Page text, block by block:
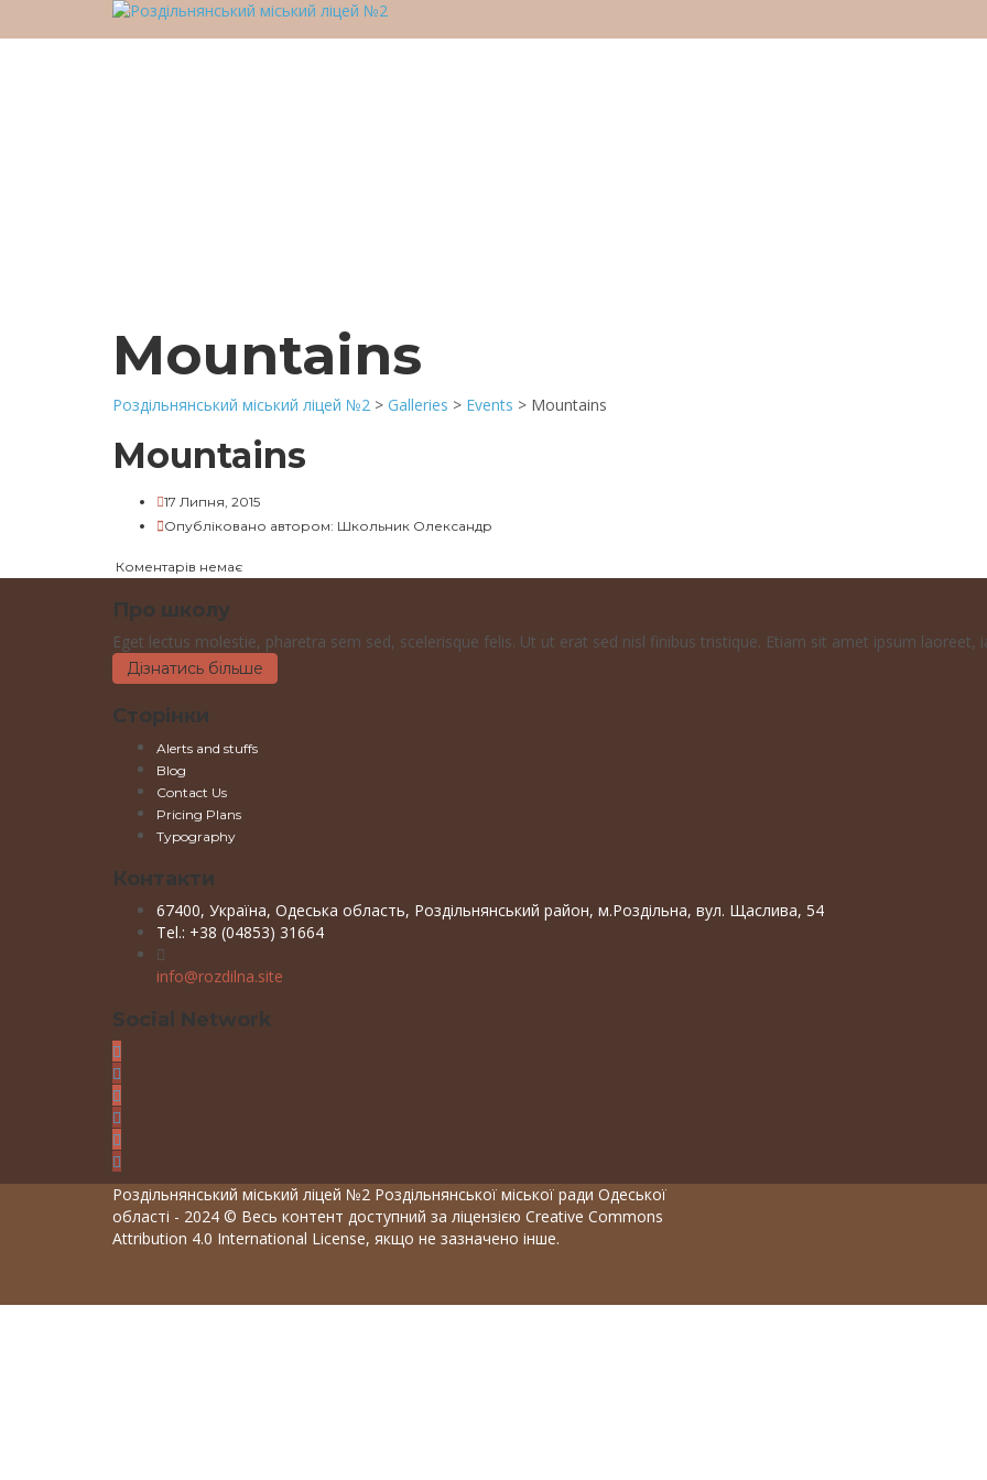
Mountains
Роздільнянський міський ліцей №2 > Galleries > Events > Mountains
Mountains
17 Липня, 2015
Опубліковано автором: Школьник Олександр
Коментарів немає
Про школу
Eget lectus molestie, pharetra sem sed, scelerisque felis. Ut ut erat sed nisl finibus tristique. Etiam sit amet ipsum laoreet,
Дізнатись більше
Сторінки
Alerts and stuffs
Blog
Contact Us
Pricing Plans
Typography
Контакти
67400, Україна, Одеська область, Роздільнянський район, м.Роздільна, вул. Щаслива, 54
Tel.: +38 (04853) 31664
info@rozdilna.site
Social Network
Роздільнянський міський ліцей №2 Роздільнянської міської ради Одеської
області - 2024 © Весь контент доступний за ліцензією Creative Commons
Attribution 4.0 International License, якщо не зазначено інше.